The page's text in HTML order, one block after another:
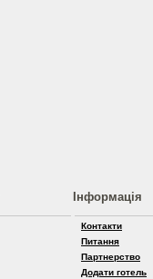
Інформація
Контакти
Питання
Партнерство
Додати готель